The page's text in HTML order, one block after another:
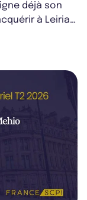
déjà son
à Leiria,